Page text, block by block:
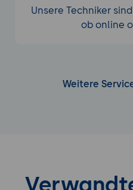
Unsere Techniker
ob online
Weitere